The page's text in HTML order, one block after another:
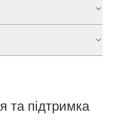
та підтримка